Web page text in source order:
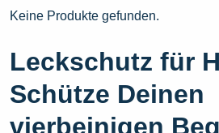
Keine Produkte gefunden.
Leckschutz für
Schütze Deinen
vierbeinigen